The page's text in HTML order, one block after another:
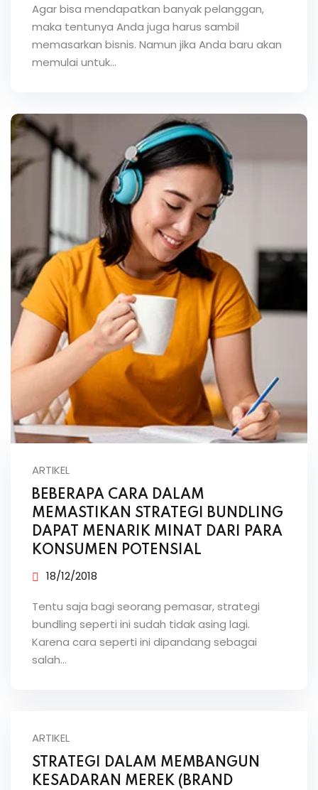
Agar bisa mendapatkan banyak pelanggan,
maka tentunya Anda juga harus sambil
memasarkan bisnis. Namun jika Anda baru akan
memulai untuk…
ARTIKEL
BEBERAPA CARA DALAM
MEMASTIKAN STRATEGI BUNDLING
DAPAT MENARIK MINAT DARI PARA
KONSUMEN POTENSIAL
18/12/2018
Tentu saja bagi seorang pemasar, strategi
bundling seperti ini sudah tidak asing lagi.
Karena cara seperti ini dipandang sebagai
salah…
ARTIKEL
STRATEGI DALAM MEMBANGUN
KESADARAN MEREK (BRAND